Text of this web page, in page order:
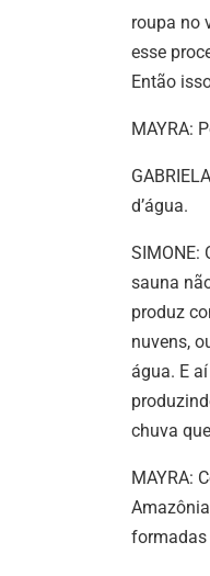
roupa no
esse
Então
MAYRA:
d’água.
SIMONE:
sauna
produz
nuvens,
água. E
chuva
MAYRA:
formadas